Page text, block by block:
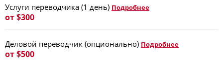
Услуги переводчика (1 день) Подробнее
от $300
Деловой переводчик (опционально) Подробнее
от $500